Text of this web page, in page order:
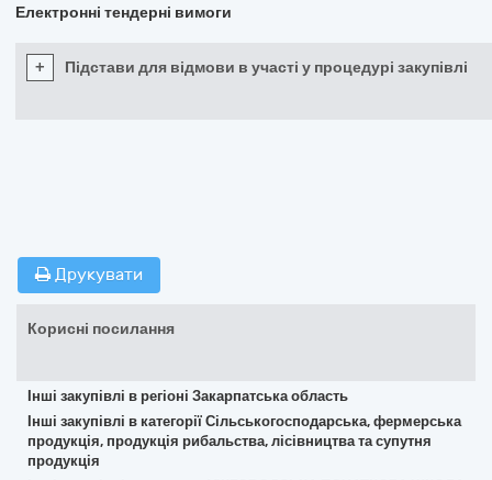
Електронні тендерні вимоги
+ Підстави для відмови в участі у процедурі закупівлі
Друкувати
Корисні посилання
Інші закупівлі в регіоні Закарпатська область
Інші закупівлі в категорії Сільськогосподарська, фермерська
продукція, продукція рибальства, лісівництва та супутня
продукція